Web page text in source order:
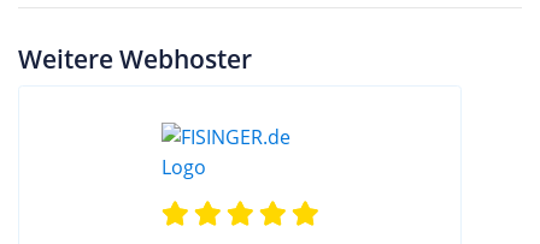
Weitere Webhoster